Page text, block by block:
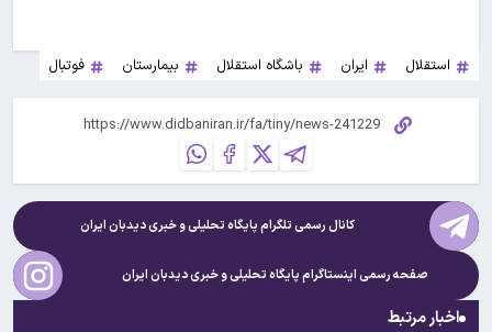
استقلال ایران باشگاه استقلال بیمارستان فوتبال
کانال رسمی تلگرام پایگاه تحلیلی و خبریدیدبان ایران
صفحه رسمی اینستاگرام پایگاه تحلیلی و خبریدیدبان ایران
اخبار مرتبط